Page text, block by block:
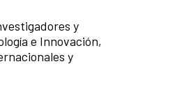
y
e Innovación,
y